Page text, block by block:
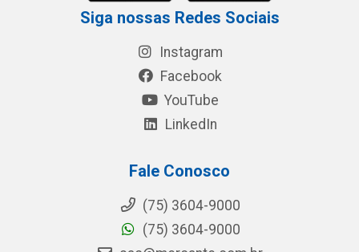
Siga nossas Redes Sociais
Instagram
Facebook
YouTube
LinkedIn
Fale Conosco
(75) 3604-9000
(75) 3604-9000